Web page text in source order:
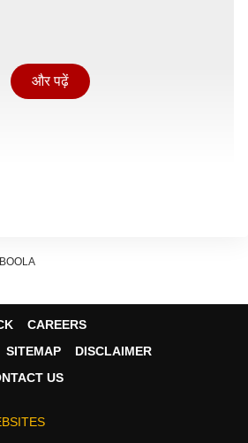
मामलों को नेगोशिएबल इंस्ट्रूमेंट्स एक्ट
और पढ़ें
CAREERS
SITEMAP
DISCLAIMER
US